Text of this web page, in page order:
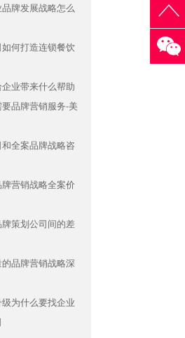
牌发展战略怎么
何打造连锁餐饮
业带来什么帮助
品牌营销服务-美
全案品牌战略咨
营销战略全案价
策划公司间的差
品牌营销战略深
为什么要找企业